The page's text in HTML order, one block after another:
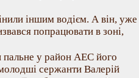
іншим водієм. А він, уже
попрацювати в зоні,
пальне у район АЕС його
сержанти Валерій